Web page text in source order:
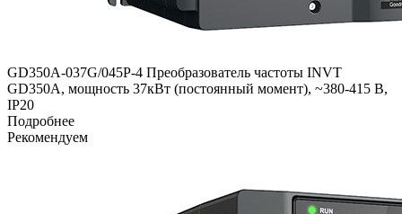
GD350A-037G/045P-4 Преобразователь частоты INVT
GD350A, мощность 37кВт (постоянный момент), ~380-415 В,
IP20
Подробнее
Рекомендуем